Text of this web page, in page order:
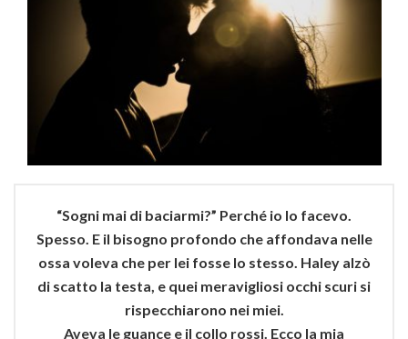
“Sogni mai di baciarmi?” Perché io lo facevo.
Spesso. E il bisogno profondo che affondava nelle
ossa voleva che per lei fosse lo stesso. Haley alzò
di scatto la testa, e quei meravigliosi occhi scuri si
rispecchiarono nei miei.
Aveva le guance e il collo rossi. Ecco la mia